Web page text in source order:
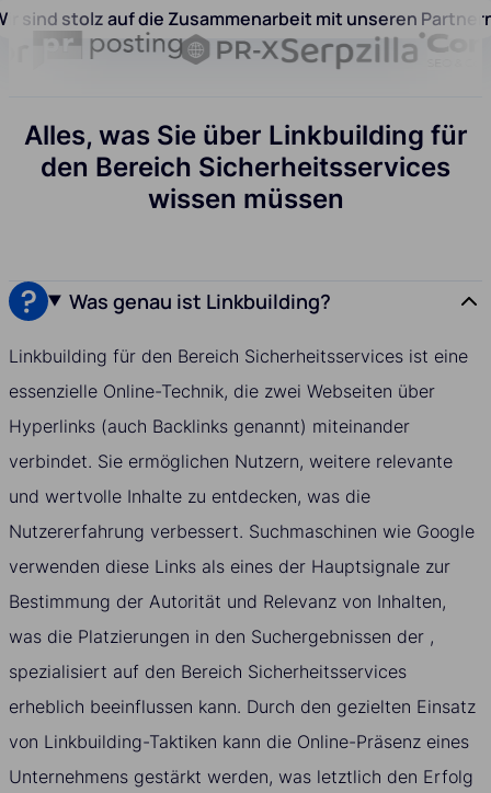
sind stolz auf die Zusammenarbeit mit unseren
Alles, was Sie über Linkbuilding für
den Bereich Sicherheitsservices
wissen müssen
Was genau ist Linkbuilding?
Linkbuilding für den Bereich Sicherheitsservices ist eine
essenzielle Online-Technik, die zwei Webseiten über
Hyperlinks (auch Backlinks genannt) miteinander
verbindet. Sie ermöglichen Nutzern, weitere relevante
und wertvolle Inhalte zu entdecken, was die
Nutzererfahrung verbessert. Suchmaschinen wie Google
verwenden diese Links als eines der Hauptsignale zur
Bestimmung der Autorität und Relevanz von Inhalten,
was die Platzierungen in den Suchergebnissen der ,
spezialisiert auf den Bereich Sicherheitsservices
erheblich beeinflussen kann. Durch den gezielten Einsatz
von Linkbuilding-Taktiken kann die Online-Präsenz eines
Unternehmens gestärkt werden, was letztlich den Erfolg